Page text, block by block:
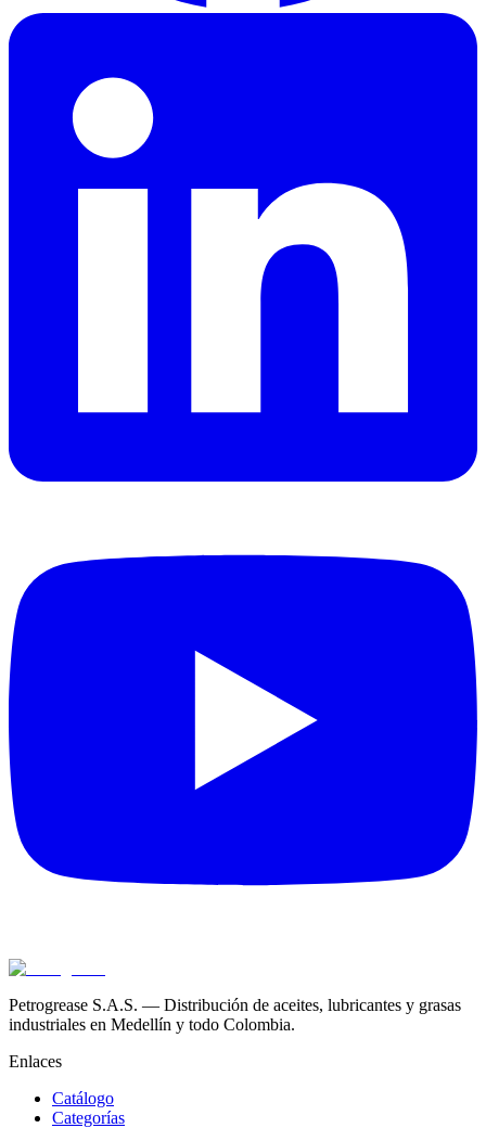
Petrogrease S.A.S. — Distribución de aceites, lubricantes y grasas
industriales en Medellín y todo Colombia.
Enlaces
Catálogo
Categorías